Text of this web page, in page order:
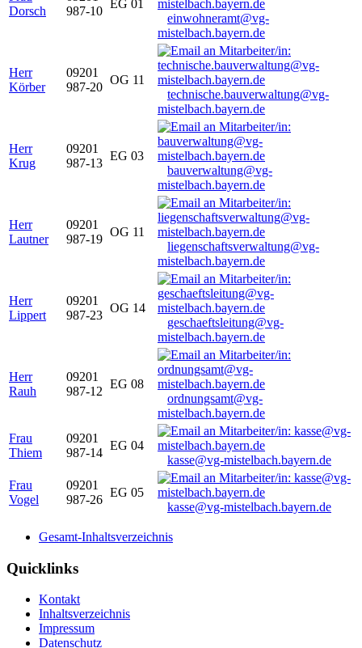
Dorsch
987-10
EG 01
einwohneramt@vg-
mistelbach.bayern.de
Herr
Körber
09201
987-20
OG 11
technische.bauverwaltung@vg-
mistelbach.bayern.de
Herr
Krug
09201
987-13
EG 03
bauverwaltung@vg-
mistelbach.bayern.de
Herr
Lautner
09201
987-19
OG 11
liegenschaftsverwaltung@vg-
mistelbach.bayern.de
Herr
Lippert
09201
987-23
OG 14
geschaeftsleitung@vg-
mistelbach.bayern.de
Herr
Rauh
09201
987-12
EG 08
ordnungsamt@vg-
mistelbach.bayern.de
Frau
Thiem
09201
987-14
EG 04
kasse@vg-mistelbach.bayern.de
Frau
Vogel
09201
987-26
EG 05
kasse@vg-mistelbach.bayern.de
Gesamt-Inhaltsverzeichnis
Quicklinks
Kontakt
Inhaltsverzeichnis
Impressum
Datenschutz